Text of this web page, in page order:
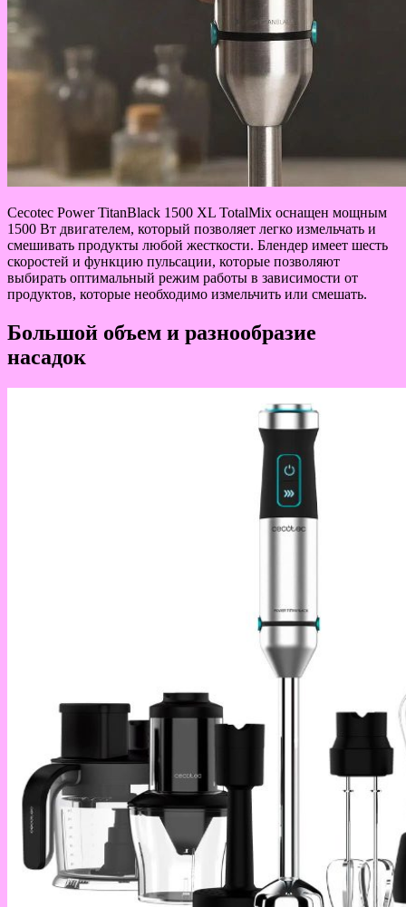
Cecotec Power TitanBlack 1500 XL TotalMix оснащен мощным
1500 Вт двигателем, который позволяет легко измельчать и
смешивать продукты любой жесткости. Блендер имеет шесть
скоростей и функцию пульсации, которые позволяют
выбирать оптимальный режим работы в зависимости от
продуктов, которые необходимо измельчить или смешать.
Большой объем и разнообразие
насадок